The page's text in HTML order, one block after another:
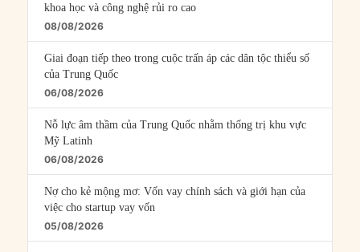
khoa học và công nghệ rủi ro cao
08/08/2026
Giai đoạn tiếp theo trong cuộc trấn áp các dân tộc thiểu số
của Trung Quốc
06/08/2026
Nỗ lực âm thầm của Trung Quốc nhằm thống trị khu vực
Mỹ Latinh
06/08/2026
Nợ cho kẻ mộng mơ: Vốn vay chính sách và giới hạn của
việc cho startup vay vốn
05/08/2026